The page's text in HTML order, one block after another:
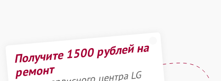
Получите 1500 рублей на
ремонт